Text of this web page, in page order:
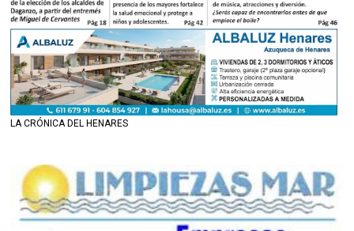
LA CRÓNICA DEL HENARES